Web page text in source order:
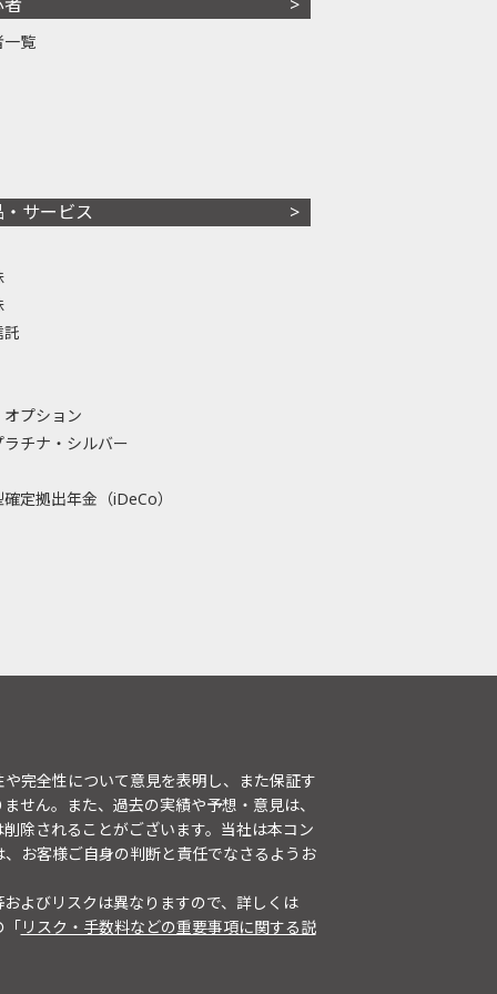
一覧
サービス
託
プション
ラチナ・シルバー
定拠出年金（iDeCo）
完全性について意見を表明し、また保証す
せん。また、過去の実績や予想・意見は、
除されることがございます。当社は本コン
お客様ご自身の判断と責任でなさるようお
よびリスクは異なりますので、詳しくは
「リスク・手数料などの重要事項に関する説